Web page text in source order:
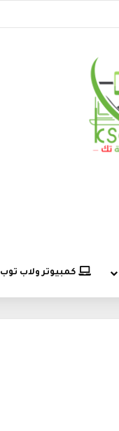
كمبيوتر ولاب توب